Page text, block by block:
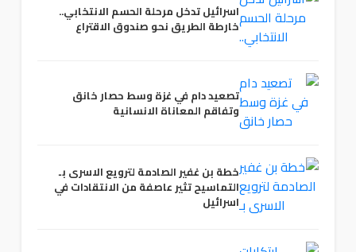
اسرائيل تدخل مرحلة الحسم الانتخابي..
خارطة الطريق نحو صندوق الاقتراع
تصعيد دام في غزة وسط حصار خانق
وتفاقم المعاناة الانسانية
خطة بن غفير الصادمة لترويع الاسرى بـ
التماسيح تثير عاصفة من الانتقادات في
اسرائيل